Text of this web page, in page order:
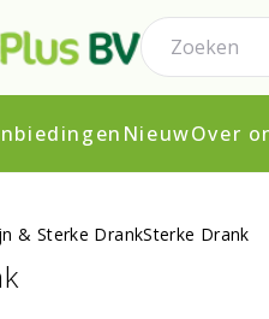
NieuwOver
& Sterke DrankSterke Drank